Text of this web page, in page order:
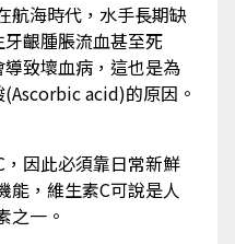
航海時代，水手長期缺
齦腫脹流血甚至死
致壞血病，這也是為
acid)的原因。
因此必須靠日常新鮮
能，維生素C可說是人
之一。